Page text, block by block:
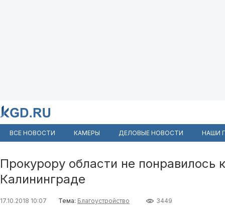
ВСЕ НОВОСТИ КАМЕРЫ ДЕЛОВЫЕ НОВОСТИ НАШИ
Прокурору области не понравилось
Калининграде
17.10.2018 10:07 Тема: Благоустройство 3449